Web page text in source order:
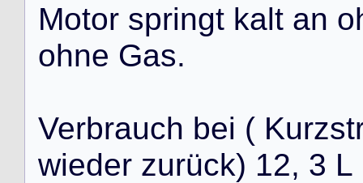
Motor springt kalt an o
ohne Gas.
Verbrauch bei ( Kurzst
wieder zurück) 12, 3 L